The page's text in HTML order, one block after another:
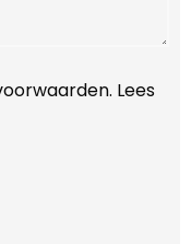
Lees